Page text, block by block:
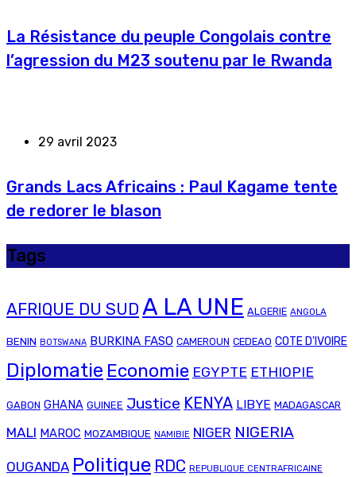
La Résistance du peuple Congolais contre
l’agression du M23 soutenu par le Rwanda
29 avril 2023
Grands Lacs Africains : Paul Kagame tente
de redorer le blason
Tags
AFRIQUE DU SUD A LA UNE ALGERIE ANGOLA
BENIN BOTSWANA BURKINA FASO CAMEROUN CEDEAO COTE D'IVOIRE
Diplomatie Economie EGYPTE ETHIOPIE
GABON GHANA GUINEE Justice KENYA LIBYE MADAGASCAR
MALI MAROC MOZAMBIQUE NAMIBIE NIGER NIGERIA
OUGANDA Politique RDC REPUBLIQUE CENTRAFRICAINE